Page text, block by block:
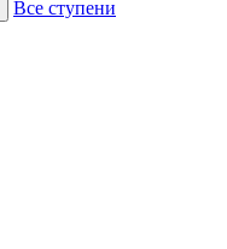
Все ступени